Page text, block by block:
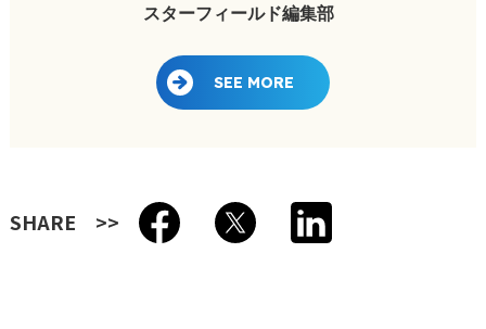
スターフィールド編集部
SEE MORE
SHARE